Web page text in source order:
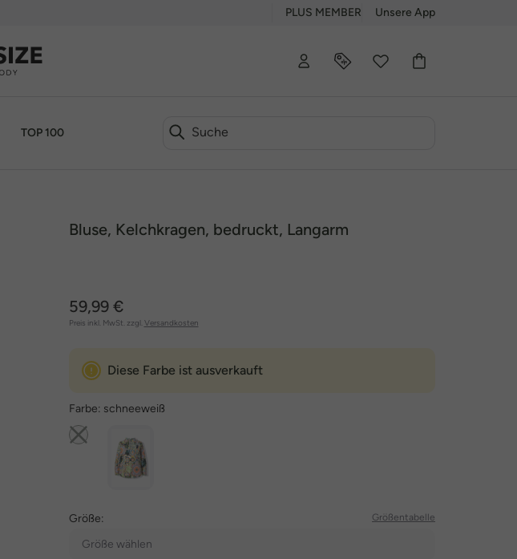
PLUS MEMBER Unsere App
TOP 100
Bluse, Kelchkragen, bedruckt, Langarm
59,99 €
Preis inkl. MwSt. zzgl. Versandkosten
Diese Farbe ist ausverkauft
Farbe: schneeweiß
Größe: Größentabelle
Größe wählen